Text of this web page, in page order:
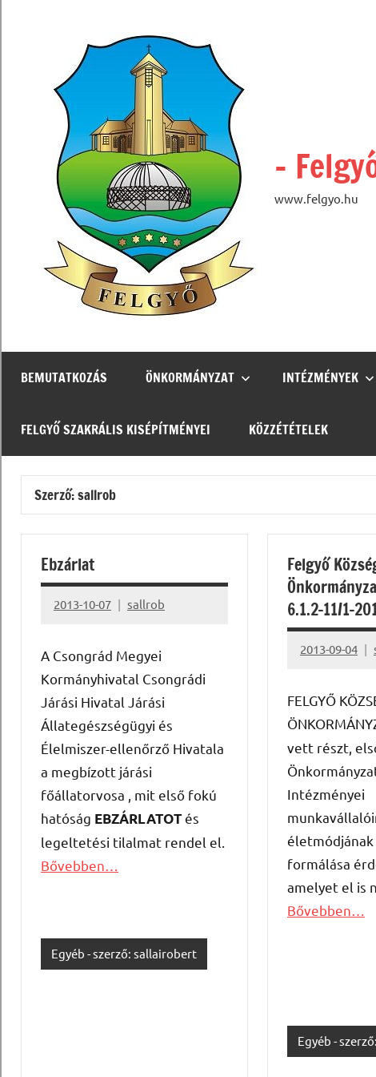
–
www.felgyo.hu
BEMUTATKOZÁS ÖNKORMÁNYZAT INTÉZMÉNYEK
FELGYŐ SZAKRÁLIS KISÉPÍTMÉNYEI KÖZZÉTÉTELEK
Szerző:sallrob
Ebzárlat
2013-10-07 sallrob
A Csongrád Megyei
Kormányhivatal Csongrádi
Járási Hivatal Járási
Állategészségügyi és
Élelmiszer-ellenőrző Hivatala
a megbízott járási
főállatorvosa , mit első fokú
hatóság EBZÁRLATOTés
legeltetési tilalmat rendel el.
Bővebben…
Egyéb - szerző: sallairobert
Felgyő
6.1.2-11/1-
2013-09-04
FELGYŐ
vett részt,
Intézményei
életmódjának
formálása
amelyet el is
Bővebben…
Egyéb -